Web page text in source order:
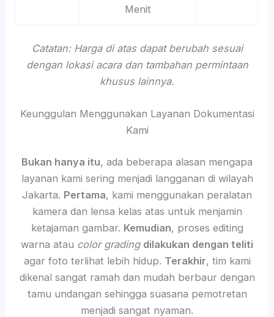
Menit
Catatan: Harga di atas dapat berubah sesuai
dengan lokasi acara dan tambahan permintaan
khusus lainnya.
Keunggulan Menggunakan Layanan Dokumentasi
Kami
Bukan hanya itu, ada beberapa alasan mengapa
layanan kami sering menjadi langganan di wilayah
Jakarta. Pertama, kami menggunakan peralatan
kamera dan lensa kelas atas untuk menjamin
ketajaman gambar. Kemudian, proses editing
warna atau color grading dilakukan dengan teliti
agar foto terlihat lebih hidup. Terakhir, tim kami
dikenal sangat ramah dan mudah berbaur dengan
tamu undangan sehingga suasana pemotretan
menjadi sangat nyaman.